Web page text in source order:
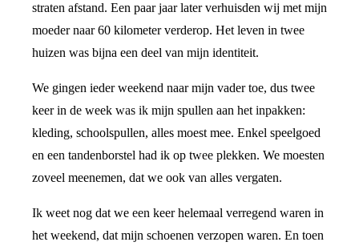
straten afstand. Een paar jaar later verhuisden wij met mijn
moeder naar 60 kilometer verderop. Het leven in twee
huizen was bijna een deel van mijn identiteit.
We gingen ieder weekend naar mijn vader toe, dus twee
keer in de week was ik mijn spullen aan het inpakken:
kleding, schoolspullen, alles moest mee. Enkel speelgoed
en een tandenborstel had ik op twee plekken. We moesten
zoveel meenemen, dat we ook van alles vergaten.
Ik weet nog dat we een keer helemaal verregend waren in
het weekend, dat mijn schoenen verzopen waren. En toen